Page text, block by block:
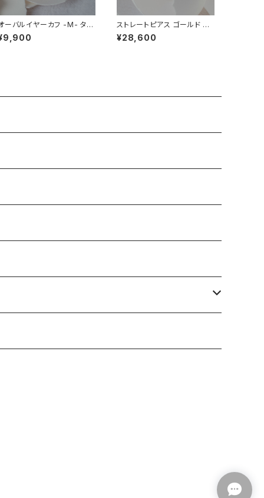
ーバルイヤーカフ -M- ター
イズ (ネットトルコ石)
ストレートピアス ゴールド 水
晶
¥28,600